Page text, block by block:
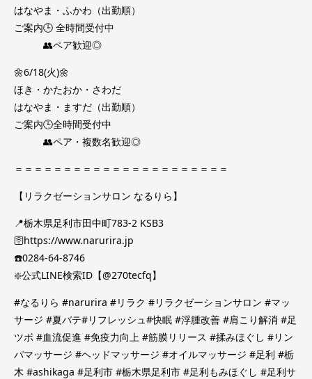
はなやま・ふかわ（出勤順）
ご案内🕒 全時間受付中
👥ペア歓迎◎
🌼6/18(火)🌼
ほき・かたおか・さわだ
はなやま・ますだ（出勤順）
ご案内🕒全時間受付中
👥ペア・複数名歓迎◎
＝＝＝＝＝＝＝＝＝＝＝＝＝＝＝＝＝＝＝＝＝＝
【リラクゼーションサロン なるりら】
📍栃木県足利市田中町783-2 KSB3
🛜https://www.narurira.jp
☎️0284-64-8746
❇️公式LINE検索ID【@270tecfq】
#なるりら #narurira #リラク #リラクゼーションサロン #マッ
サージ #夏バテ#リフレッシュ#快眠 #浮腫改善 #肩こり解消 #足
ツボ #血流促進 #免疫力向上 #筋膜リリース #揉みほぐし #リン
パマッサージ #ヘッドマッサージ #オイルマッサージ #足利 #栃
木 #ashikaga #足利市 #栃木県足利市 #足利もみほぐし #足利サ